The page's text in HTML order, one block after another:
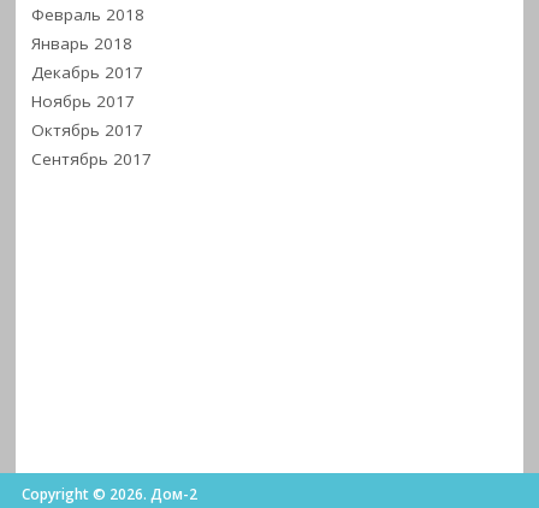
Февраль 2018
Январь 2018
Декабрь 2017
Ноябрь 2017
Октябрь 2017
Сентябрь 2017
Copyright © 2026. Дом-2